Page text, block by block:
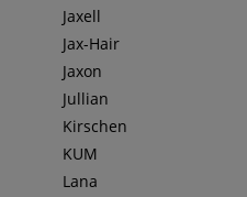
Jaxell
Jax-Hair
Jaxon
Jullian
Kirschen
KUM
Lana